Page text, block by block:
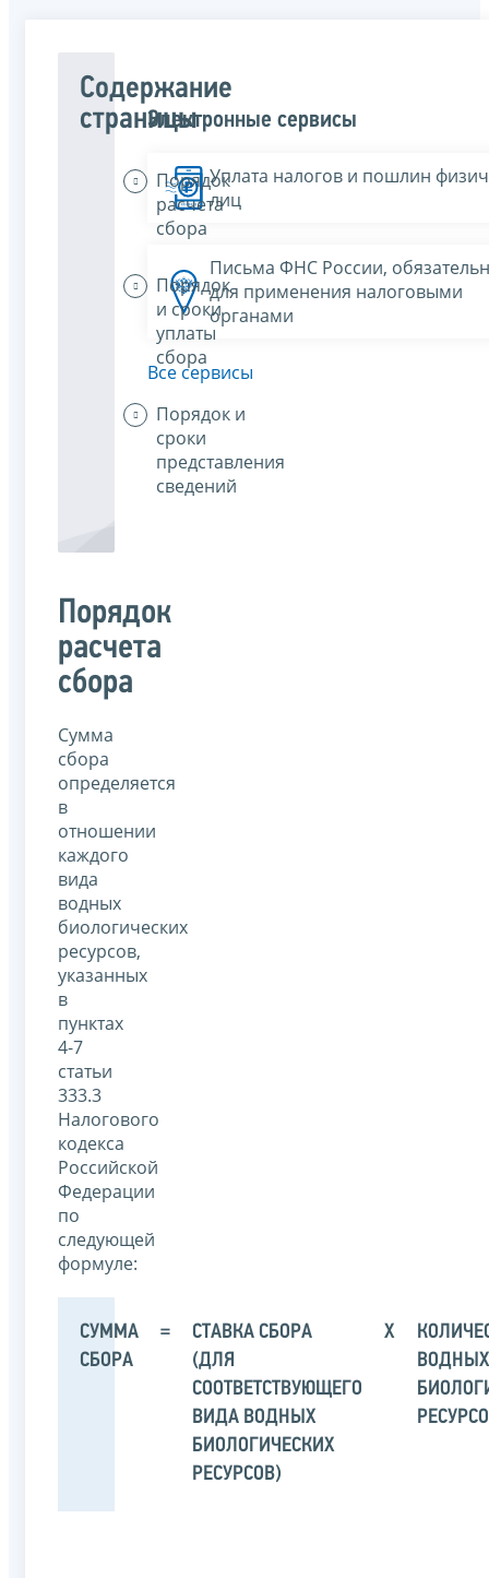
Содержание
страницы
Порядок
расчета
сбора
Порядок
и сроки
уплаты
сбора
Порядок и
сроки
представления
сведений
Порядок
расчета
сбора
Сумма
сбора
определяется
в
отношении
каждого
вида
водных
биологических
ресурсов,
указанных
в
пунктах
4-7
статьи
333.3
Налогового
кодекса
Российской
Федерации
по
следующей
формуле:
СУММА
СБОРА
=
СТАВКА СБОРА
(ДЛЯ
СООТВЕТСТВУЮЩЕГО
ВИДА ВОДНЫХ
БИОЛОГИЧЕСКИХ
РЕСУРСОВ)
X
ВОДНЫХ
Электронные сервисы
Уплата налогов и пошлин
лиц
Письма ФНС России,
для применения налоговыми
органами
Все сервисы